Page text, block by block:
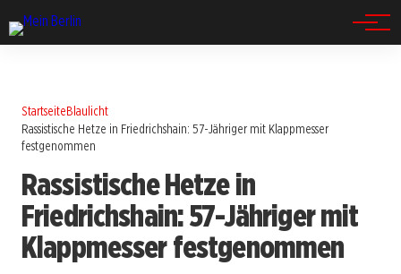
StartseiteBlaulicht
Rassistische Hetze in Friedrichshain: 57-Jähriger mit Klappmesser
festgenommen
Rassistische Hetze in
Friedrichshain: 57-Jähriger mit
Klappmesser festgenommen